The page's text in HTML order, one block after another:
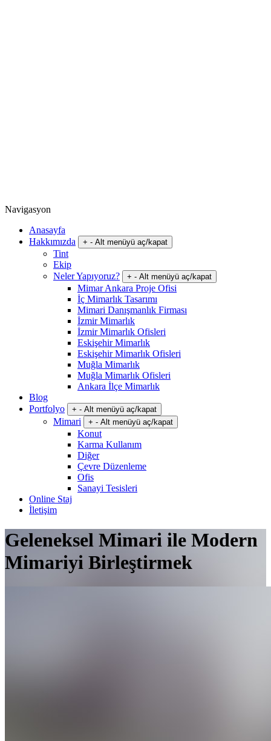
Navigasyon
Anasayfa
Hakkımızda
+ - Alt menüyü aç/kapat
Tint
Ekip
Neler Yapıyoruz?
+ - Alt menüyü aç/kapat
Mimar Ankara Proje Ofisi
İç Mimarlık Tasarımı
Mimari Danışmanlık Firması
İzmir Mimarlık
İzmir Mimarlık Ofisleri
Eskişehir Mimarlık
Eskişehir Mimarlık Ofisleri
Muğla Mimarlık
Muğla Mimarlık Ofisleri
Ankara İlçe Mimarlık
Blog
Portfolyo
+ - Alt menüyü aç/kapat
Mimari + - Alt menüyü aç/kapat
Konut
Karma Kullanım
Diğer
Çevre Düzenleme
Ofis
Sanayi Tesisleri
Online Staj
İletişim
Geleneksel Mimari ile Modern
Mimariyi Birleştirmek